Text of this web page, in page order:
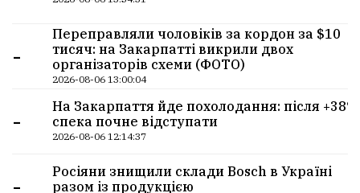
-
Переправляли чоловіків за кордон за $10
тисяч: на Закарпатті викрили двох
організаторів схеми (ФОТО)
2026-08-06 13:00:04
-
На Закарпаття йде похолодання: після +38°
спека почне відступати
2026-08-06 12:14:37
-
Росіяни знищили склади Bosch в Україні
разом із продукцією